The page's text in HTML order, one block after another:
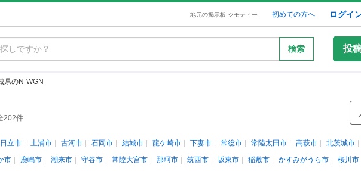
地元の掲示板 ジモティー 初めての方へ ログイ
検索 投
県のN-WGN
202件
日立市 土浦市 古河市 石岡市 結城市 龍ケ崎市 下妻市 常総市 常陸太田市 高萩市 北茨城市
市 鹿嶋市 潮来市 守谷市 常陸大宮市 那珂市 筑西市 坂東市 稲敷市 かすみがうら市 桜川市